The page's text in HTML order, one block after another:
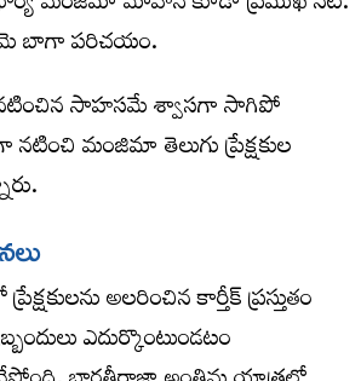
ఆమె బాగా పరిచయం.
సాహసమే శ్వాసగా సాగిపో
మంజిమా తెలుగు ప్రేక్షకుల
అలరించిన కార్తీక్ ప్రస్తుతం
ఎదుర్కొంటుండటం